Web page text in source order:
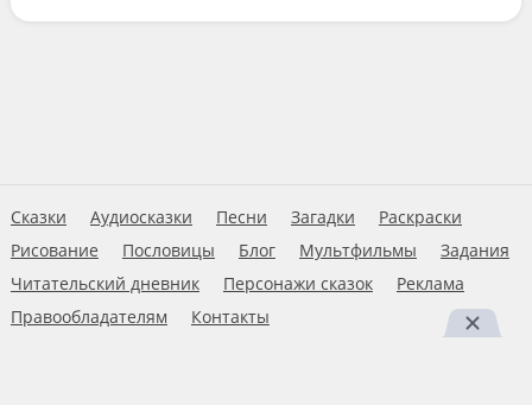
Сказки Аудиосказки Песни Загадки
Раскраски
Рисование
Пословицы Блог Мультфильмы
Задания
Читательский дневник
Персонажи сказок
Реклама
Правообладателям
Контакты